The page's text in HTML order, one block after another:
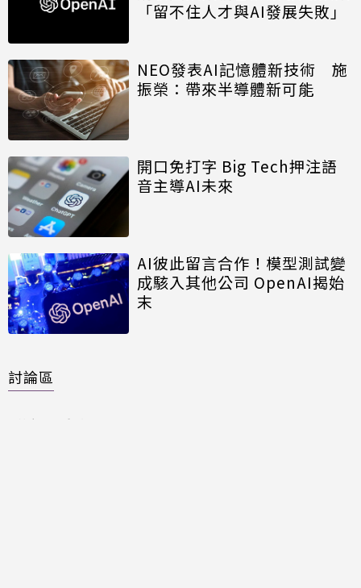
「留不住人才與AI發展失敗」
NEO發表AI記憶體新技術 施
振榮：帶來半導體新可能
開口免打字 Big Tech押注語
音主導AI未來
AI彼此留言合作！模型測試變
成駭入其他公司 OpenAI揭始
末
討論區
共有 則留言